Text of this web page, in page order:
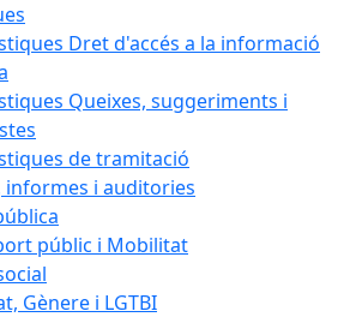
Dret d'accés a la informació
Queixes, suggeriments i
de tramitació
informes i auditories
públic i Mobilitat
Gènere i LGTBI